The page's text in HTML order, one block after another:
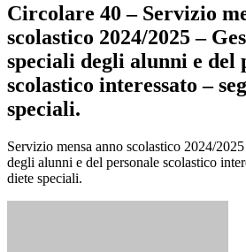
Circolare 40 – Servizio
scolastico 2024/2025 –
speciali degli alunni e del
scolastico interessato –
speciali.
Servizio mensa anno scolastico 2024/
degli alunni e del personale scolastico
diete speciali.